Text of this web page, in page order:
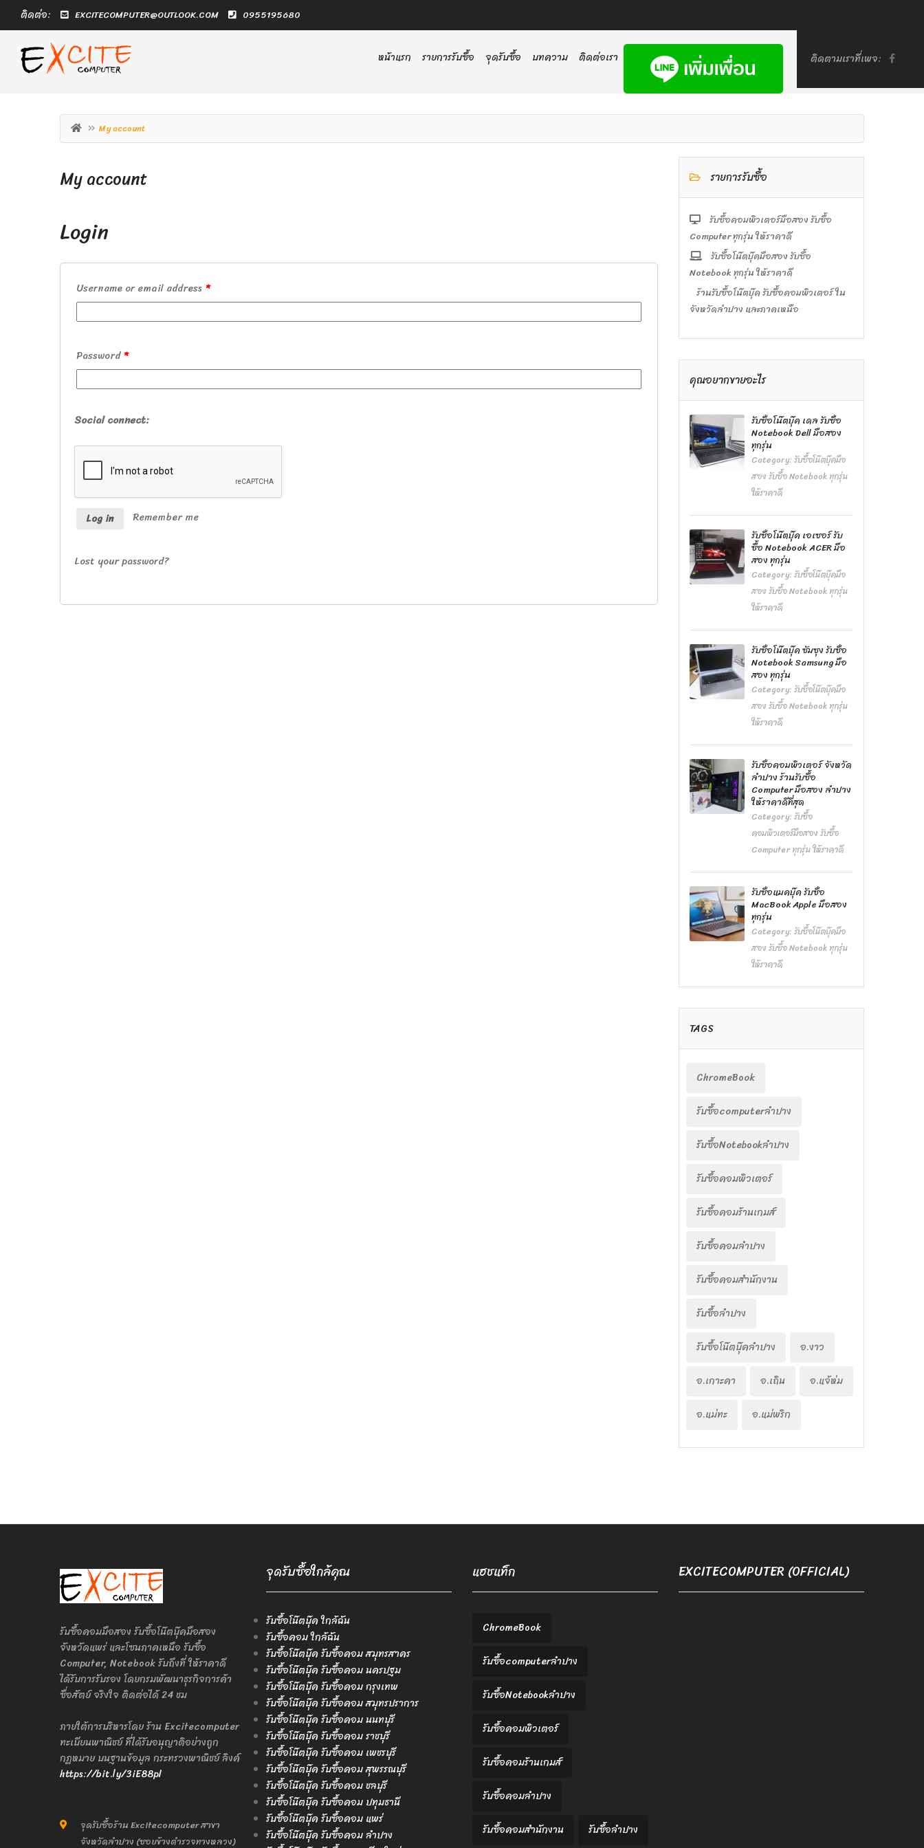
ติดต่อ: EXCITECOMPUTER@OUTLOOK.COM 0955195680
ติดตามเราที่เพจ:
หน้าแรก รายการรับซื้อ จุดรับซื้อ บทความ ติดต่อเรา
My account
My account
Login
Username or email address *
Password *
Social connect:
Remember me
Log in
Lost your password?
รายการรับซื้อ
รับซื้อคอมพิวเตอร์มือสอง รับซื้อ
Computer ทุกรุ่น ให้ราคาดี
รับซื้อโน๊ตบุ๊คมือสอง รับซื้อ
Notebook ทุกรุ่น ให้ราคาดี
ร้านรับซื้อโน๊ตบุ๊ค รับซื้อคอมพิวเตอร์ ใน
จังหวัดลำปาง และภาคเหนือ
คุณอยากขายอะไร
รับซื้อโน๊ตบุ๊ค เดล รับซื้อ
Notebook Dell มือสอง
ทุกรุ่น
Category:รับซื้อโน๊ตบุ๊คมือ
สอง รับซื้อ Notebook ทุกรุ่น
ให้ราคาดี
รับซื้อโน๊ตบุ๊ค เอเซอร์ รับ
ซื้อ Notebook ACER มือ
สอง ทุกรุ่น
Category:รับซื้อโน๊ตบุ๊คมือ
สอง รับซื้อ Notebook ทุกรุ่น
ให้ราคาดี
รับซื้อโน๊ตบุ๊ค ซัมซุง รับซื้อ
Notebook Samsung มือ
สอง ทุกรุ่น
Category:รับซื้อโน๊ตบุ๊คมือ
สอง รับซื้อ Notebook ทุกรุ่น
ให้ราคาดี
รับซื้อคอมพิวเตอร์ จังหวัด
ลำปาง ร้านรับซื้อ
Computer มือสอง ลำปาง
ให้ราคาดีที่สุด
Category:รับซื้อ
คอมพิวเตอร์มือสอง รับซื้อ
Computer ทุกรุ่น ให้ราคาดี
รับซื้อแมคบุ๊ค รับซื้อ
MacBook Apple มือสอง
ทุกรุ่น
Category:รับซื้อโน๊ตบุ๊คมือ
สอง รับซื้อ Notebook ทุกรุ่น
ให้ราคาดี
TAGS
ChromeBook
รับซื้อcomputerลำปาง
รับซื้อNotebookลำปาง
รับซื้อคอมพิวเตอร์
รับซื้อคอมร้านเกมส์
รับซื้อคอมลำปาง
รับซื้อคอมสำนักงาน
รับซื้อลำปาง
รับซื้อโน๊ตบุ๊คลำปาง
อ.งาว
อ.เกาะคา
อ.เถิน
อ.แจ้ห่ม
อ.แม่ทะ
อ.แม่พริก
รับซื้อคอมมือสอง รับซื้อโน๊ตบุ๊คมือสอง
จังหวัดแพร่ และโซนภาคเหนือ รับซื้อ
Computer, Notebook รับถึงที่ ให้ราคาดี
ได้รับการรับรอง โดยกรมพัฒนาธุรกิจการค้า
ซื่อสัตย์ จริงใจ ติดต่อได้ 24 ชม
ภายใต้การบริหารโดย ร้าน Excitecomputer
ทะเบียนพาณิชย์ ที่ได้รับอนุญาติอย่างถูก
กฎหมาย บนฐานข้อมูล กระทรวงพาณิชย์ ลิงค์
https://bit.ly/3iE88pl
จุดรับซื้อร้าน Excitecomputer สาขา
จังหวัดลำปาง (ซอยข้างตำรวจทางหลวง)
จุดรับซื้อใกล้คุณ
รับซื้อโน๊ตบุ๊ค ใกล้ฉัน
รับซื้อคอม ใกล้ฉัน
รับซื้อโน๊ตบุ๊ค รับซื้อคอม สมุทรสาคร
รับซื้อโน๊ตบุ๊ค รับซื้อคอม นครปฐม
รับซื้อโน๊ตบุ๊ค รับซื้อคอม กรุงเทพ
รับซื้อโน๊ตบุ๊ค รับซื้อคอม สมุทรปราการ
รับซื้อโน๊ตบุ๊ค รับซื้อคอม นนทบุรี
รับซื้อโน๊ตบุ๊ค รับซื้อคอม ราชบุรี
รับซื้อโน๊ตบุ๊ค รับซื้อคอม เพชรบุรี
รับซื้อโน๊ตบุ๊ค รับซื้อคอม สุพรรณบุรี
รับซื้อโน๊ตบุ๊ค รับซื้อคอม ชลบุรี
รับซื้อโน๊ตบุ๊ค รับซื้อคอม ปทุมธานี
รับซื้อโน๊ตบุ๊ค รับซื้อคอม แพร่
รับซื้อโน๊ตบุ๊ค รับซื้อคอม ลำปาง
แฮชแท็ก
ChromeBook
รับซื้อcomputerลำปาง
รับซื้อNotebookลำปาง
รับซื้อคอมพิวเตอร์
รับซื้อคอมร้านเกมส์
รับซื้อคอมลำปาง
รับซื้อคอมสำนักงาน
รับซื้อลำปาง
EXCITECOMPUTER (OFFICIAL)